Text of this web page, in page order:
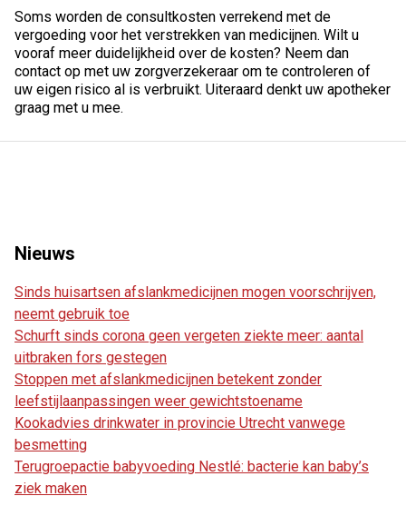
Soms worden de consultkosten verrekend met de
vergoeding voor het verstrekken van medicijnen. Wilt u
vooraf meer duidelijkheid over de kosten? Neem dan
contact op met uw zorgverzekeraar om te controleren of
uw eigen risico al is verbruikt. Uiteraard denkt uw apotheker
graag met u mee.
Nieuws
Sinds huisartsen afslankmedicijnen mogen voorschrijven,
neemt gebruik toe
Schurft sinds corona geen vergeten ziekte meer: aantal
uitbraken fors gestegen
Stoppen met afslankmedicijnen betekent zonder
leefstijlaanpassingen weer gewichtstoename
Kookadvies drinkwater in provincie Utrecht vanwege
besmetting
Terugroepactie babyvoeding Nestlé: bacterie kan baby’s
ziek maken